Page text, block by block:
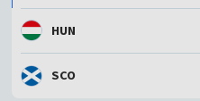
HUN
SCO